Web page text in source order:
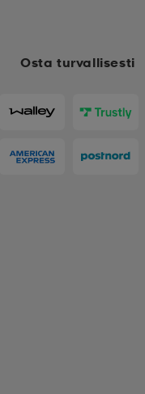
Osta turvallisesti